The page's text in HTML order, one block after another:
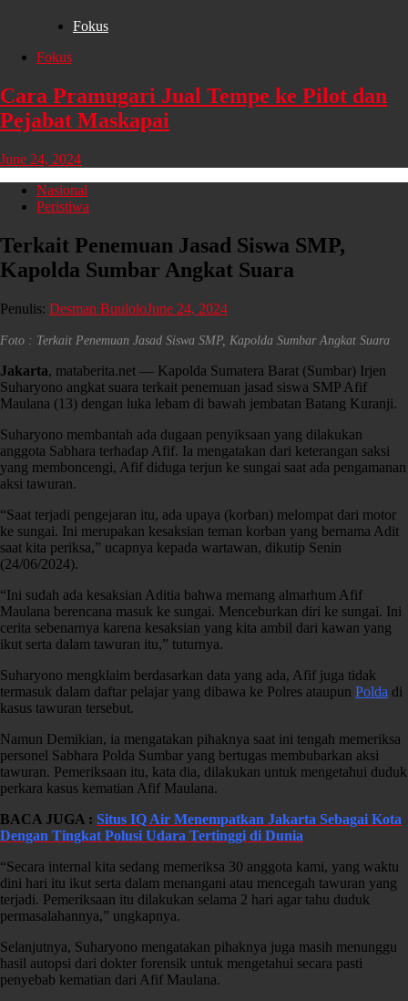
Fokus
Fokus
Cara Pramugari Jual Tempe ke Pilot dan
Pejabat Maskapai
June 24, 2024
Nasional
Peristiwa
Terkait Penemuan Jasad Siswa SMP,
Kapolda Sumbar Angkat Suara
Penulis: Desman BuuloloJune 24, 2024
Foto : Terkait Penemuan Jasad Siswa SMP, Kapolda Sumbar Angkat Suara
Jakarta, mataberita.net — Kapolda Sumatera Barat (Sumbar) Irjen
Suharyono angkat suara terkait penemuan jasad siswa SMP Afif
Maulana (13) dengan luka lebam di bawah jembatan Batang Kuranji.
Suharyono membantah ada dugaan penyiksaan yang dilakukan
anggota Sabhara terhadap Afif. Ia mengatakan dari keterangan saksi
yang memboncengi, Afif diduga terjun ke sungai saat ada pengamanan
aksi tawuran.
“Saat terjadi pengejaran itu, ada upaya (korban) melompat dari motor
ke sungai. Ini merupakan kesaksian teman korban yang bernama Adit
saat kita periksa,” ucapnya kepada wartawan, dikutip Senin
(24/06/2024).
“Ini sudah ada kesaksian Aditia bahwa memang almarhum Afif
Maulana berencana masuk ke sungai. Menceburkan diri ke sungai. Ini
cerita sebenarnya karena kesaksian yang kita ambil dari kawan yang
ikut serta dalam tawuran itu,” tuturnya.
Suharyono mengklaim berdasarkan data yang ada, Afif juga tidak
termasuk dalam daftar pelajar yang dibawa ke Polres ataupun Polda di
kasus tawuran tersebut.
Namun Demikian, ia mengatakan pihaknya saat ini tengah memeriksa
personel Sabhara Polda Sumbar yang bertugas membubarkan aksi
tawuran. Pemeriksaan itu, kata dia, dilakukan untuk mengetahui duduk
perkara kasus kematian Afif Maulana.
BACA JUGA : Situs IQ Air Menempatkan Jakarta Sebagai Kota
Dengan Tingkat Polusi Udara Tertinggi di Dunia
“Secara internal kita sedang memeriksa 30 anggota kami, yang waktu
dini hari itu ikut serta dalam menangani atau mencegah tawuran yang
terjadi. Pemeriksaan itu dilakukan selama 2 hari agar tahu duduk
permasalahannya,” ungkapnya.
Selanjutnya, Suharyono mengatakan pihaknya juga masih menunggu
hasil autopsi dari dokter forensik untuk mengetahui secara pasti
penyebab kematian dari Afif Maulana.